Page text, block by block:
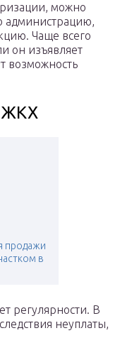
можно
администрацию,
Чаще всего
он изъявляет
возможность
ЖКХ
продажи
в
регулярности. В
неуплаты,